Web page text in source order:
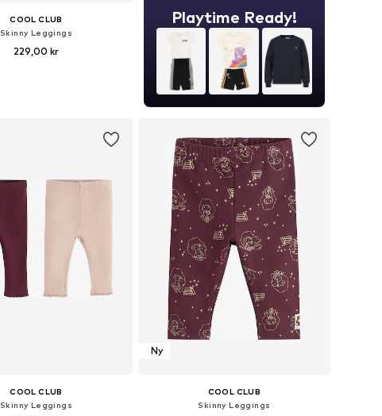
COOL CLUB
Skinny Leggings
229,00 kr
Playtime Ready!
COOL CLUB
Skinny Leggings
Ny
COOL CLUB
Skinny Leggings